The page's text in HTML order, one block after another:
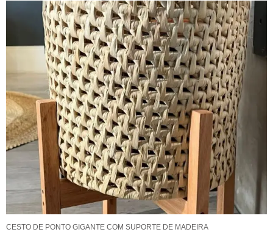
CESTO DE PONTO GIGANTE COM SUPORTE DE MADEIRA